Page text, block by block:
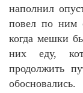
наполнил
повел по ним
когда мешки
них еду,
продолжить
обосновались.